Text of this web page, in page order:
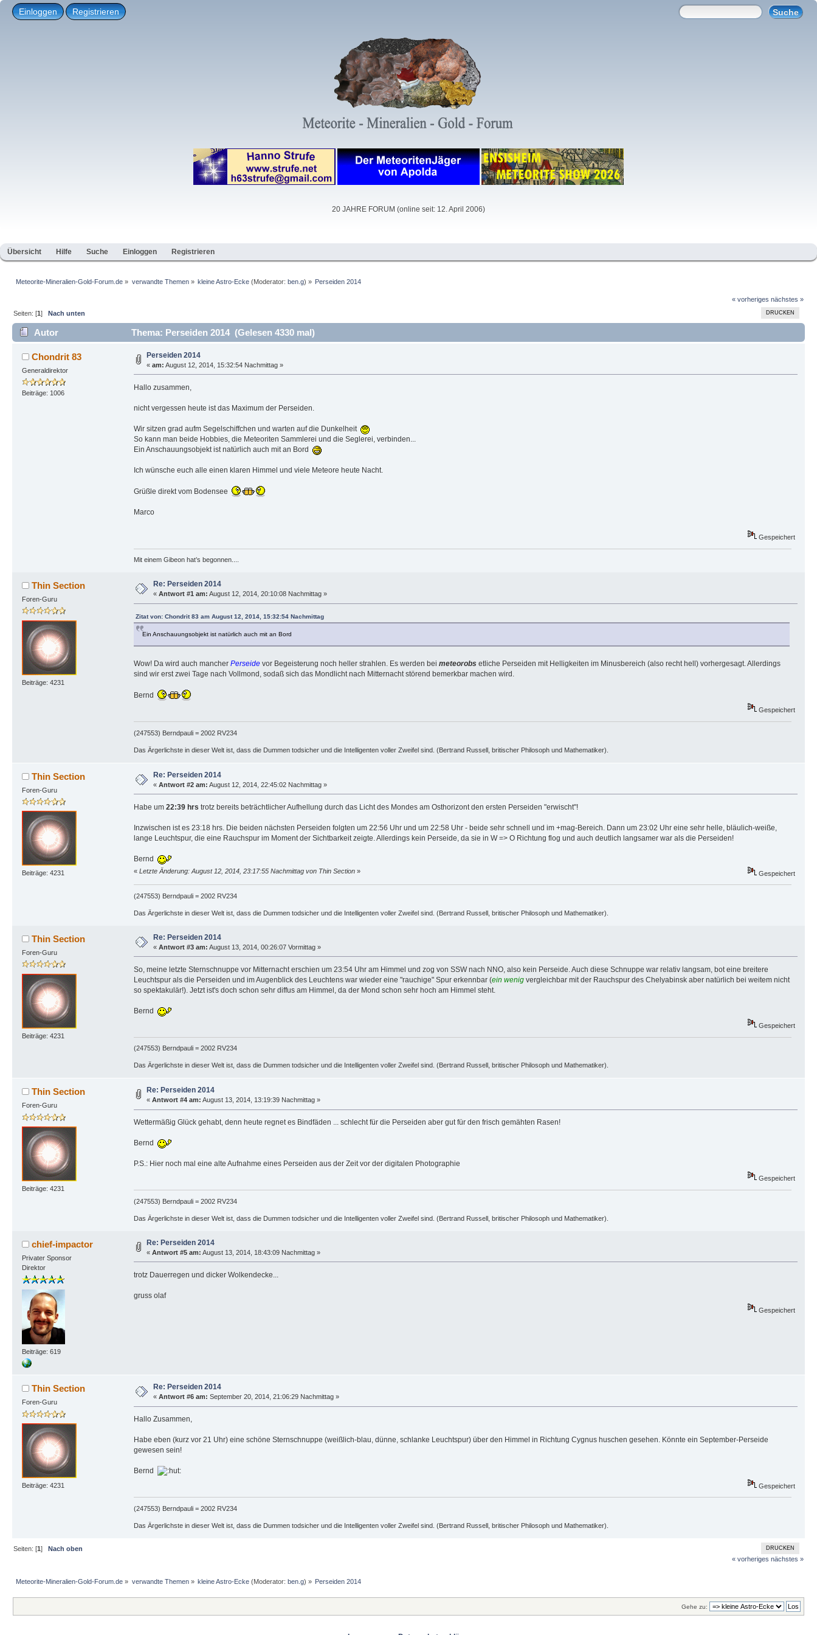
Einloggen Registrieren
20 JAHRE FORUM (online seit: 12. April 2006)
Übersicht Hilfe Suche Einloggen Registrieren
Meteorite-Mineralien-Gold-Forum.de » verwandte Themen» kleine Astro-Ecke(Moderator: ben.g) » Perseiden 2014
« vorheriges nächstes »
DRUCKEN
Seiten: [1]Nach unten
Autor Thema: Perseiden 2014 (Gelesen 4330 mal)
Chondrit 83
Generaldirektor
Beiträge: 1006
Perseiden 2014
« am: August 12, 2014, 15:32:54 Nachmittag »
Hallo zusammen,
nicht vergessen heute ist das Maximum der Perseiden.
Wir sitzen grad aufm Segelschiffchen und warten auf die Dunkelheit
So kann man beide Hobbies, die Meteoriten Sammlerei und die Seglerei, verbinden...
Ein Anschauungsobjekt ist natürlich auch mit an Bord
Ich wünsche euch alle einen klaren Himmel und viele Meteore heute Nacht.
Grüßle direkt vom Bodensee
Marco
Gespeichert
Mit einem Gibeon hat’s begonnen....
Thin Section
Foren-Guru
Beiträge: 4231
Re: Perseiden 2014
« Antwort #1 am: August 12, 2014, 20:10:08 Nachmittag »
Zitat von: Chondrit 83 am August 12, 2014, 15:32:54 Nachmittag
Ein Anschauungsobjekt ist natürlich auch mit an Bord
Wow! Da wird auch mancher Perseidevor Begeisterung noch heller strahlen. Es werden bei meteorobs etliche Perseiden mit Helligkeiten im Minusbereich (also recht hell) vorhergesagt. Allerdings
sind wir erst zwei Tage nach Vollmond, sodaß sich das Mondlicht nach Mitternacht störend bemerkbar machen wird.
Bernd
Gespeichert
(247553) Berndpauli = 2002 RV234
Das Ärgerlichste in dieser Welt ist, dass die Dummen todsicher und die Intelligenten voller Zweifel sind. (Bertrand Russell, britischer Philosoph und Mathematiker).
Thin Section
Foren-Guru
Beiträge: 4231
Re: Perseiden 2014
« Antwort #2 am: August 12, 2014, 22:45:02 Nachmittag »
Habe um 22:39 hrs trotz bereits beträchtlicher Aufhellung durch das Licht des Mondes am Osthorizont den ersten Perseiden "erwischt"!
Inzwischen ist es 23:18 hrs. Die beiden nächsten Perseiden folgten um 22:56 Uhr und um 22:58 Uhr - beide sehr schnell und im +mag-Bereich. Dann um 23:02 Uhr eine sehr helle, bläulich-weiße,
lange Leuchtspur, die eine Rauchspur im Moment der Sichtbarkeit zeigte. Allerdings kein Perseide, da sie in W => O Richtung flog und auch deutlich langsamer war als die Perseiden!
Bernd
« Letzte Änderung: August 12, 2014, 23:17:55 Nachmittag von Thin Section» Gespeichert
(247553) Berndpauli = 2002 RV234
Das Ärgerlichste in dieser Welt ist, dass die Dummen todsicher und die Intelligenten voller Zweifel sind. (Bertrand Russell, britischer Philosoph und Mathematiker).
Thin Section
Foren-Guru
Beiträge: 4231
Re: Perseiden 2014
« Antwort #3 am: August 13, 2014, 00:26:07 Vormittag »
So, meine letzte Sternschnuppe vor Mitternacht erschien um 23:54 Uhr am Himmel und zog von SSW nach NNO, also kein Perseide. Auch diese Schnuppe war relativ langsam, bot eine breitere
Leuchtspur als die Perseiden und im Augenblick des Leuchtens war wieder eine "rauchige" Spur erkennbar (ein wenigvergleichbar mit der Rauchspur des Chelyabinsk aber natürlich bei weitem nicht
so spektakulär!). Jetzt ist's doch schon sehr diffus am Himmel, da der Mond schon sehr hoch am Himmel steht.
Bernd
Gespeichert
(247553) Berndpauli = 2002 RV234
Das Ärgerlichste in dieser Welt ist, dass die Dummen todsicher und die Intelligenten voller Zweifel sind. (Bertrand Russell, britischer Philosoph und Mathematiker).
Thin Section
Foren-Guru
Beiträge: 4231
Re: Perseiden 2014
« Antwort #4 am: August 13, 2014, 13:19:39 Nachmittag »
Wettermäßig Glück gehabt, denn heute regnet es Bindfäden ... schlecht für die Perseiden aber gut für den frisch gemähten Rasen!
Bernd
P.S.: Hier noch mal eine alte Aufnahme eines Perseiden aus der Zeit vor der digitalen Photographie
Gespeichert
(247553) Berndpauli = 2002 RV234
Das Ärgerlichste in dieser Welt ist, dass die Dummen todsicher und die Intelligenten voller Zweifel sind. (Bertrand Russell, britischer Philosoph und Mathematiker).
chief-impactor
Privater Sponsor
Direktor
Beiträge: 619
Re: Perseiden 2014
« Antwort #5 am: August 13, 2014, 18:43:09 Nachmittag »
trotz Dauerregen und dicker Wolkendecke...
gruss olaf
Gespeichert
Thin Section
Foren-Guru
Beiträge: 4231
Re: Perseiden 2014
« Antwort #6 am: September 20, 2014, 21:06:29 Nachmittag »
Hallo Zusammen,
Habe eben (kurz vor 21 Uhr) eine schöne Sternschnuppe (weißlich-blau, dünne, schlanke Leuchtspur) über den Himmel in Richtung Cygnus huschen gesehen. Könnte ein September-Perseide
gewesen sein!
Bernd
Gespeichert
(247553) Berndpauli = 2002 RV234
Das Ärgerlichste in dieser Welt ist, dass die Dummen todsicher und die Intelligenten voller Zweifel sind. (Bertrand Russell, britischer Philosoph und Mathematiker).
DRUCKEN
Seiten: [1]Nach oben
« vorheriges nächstes »
Meteorite-Mineralien-Gold-Forum.de » verwandte Themen» kleine Astro-Ecke(Moderator: ben.g) » Perseiden 2014
Gehe zu: